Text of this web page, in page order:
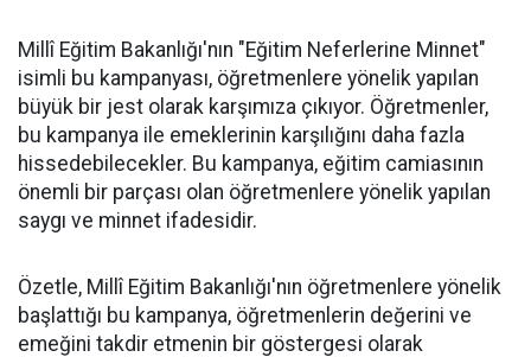
Millî Eğitim Bakanlığı'nın "Eğitim Neferlerine Minnet"
isimli bu kampanyası, öğretmenlere yönelik yapılan
büyük bir jest olarak karşımıza çıkıyor. Öğretmenler,
bu kampanya ile emeklerinin karşılığını daha fazla
hissedebilecekler. Bu kampanya, eğitim camiasının
önemli bir parçası olan öğretmenlere yönelik yapılan
saygı ve minnet ifadesidir.
Özetle, Millî Eğitim Bakanlığı'nın öğretmenlere yönelik
başlattığı bu kampanya, öğretmenlerin değerini ve
emeğini takdir etmenin bir göstergesi olarak